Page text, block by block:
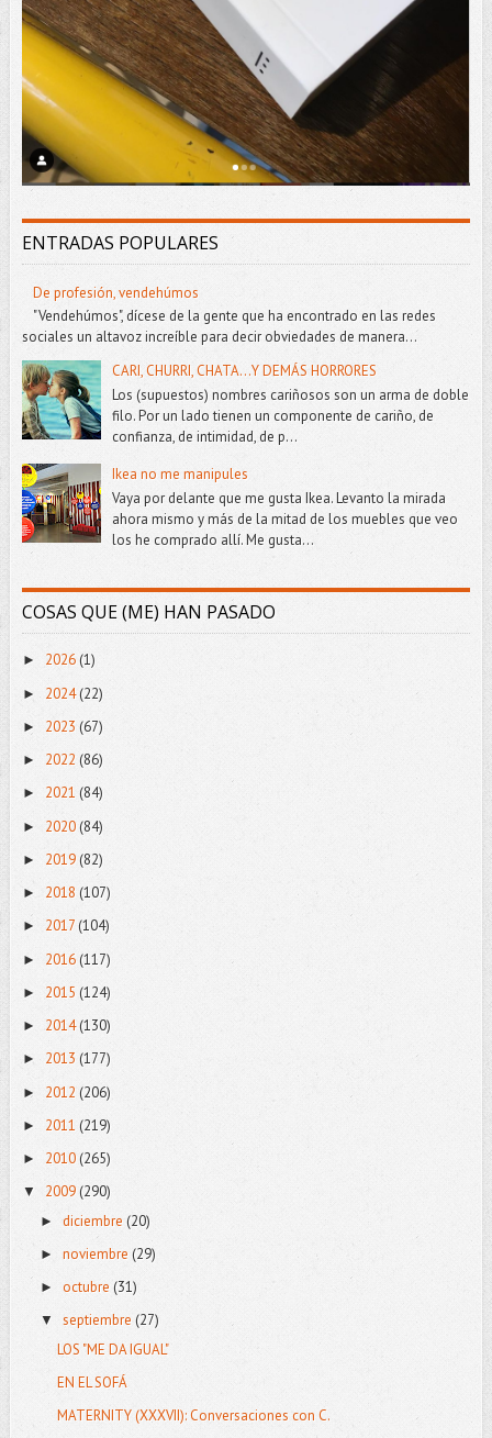
ENTRADAS POPULARES
De profesión, vendehúmos
"Vendehúmos", dícese de la gente que ha encontrado en las redes
sociales un altavoz increíble para decir obviedades de manera...
CARI, CHURRI, CHATA...Y DEMÁS HORRORES
Los (supuestos) nombres cariñosos son un arma de doble
filo. Por un lado tienen un componente de cariño, de
confianza, de intimidad, de p...
Ikea no me manipules
Vaya por delante que me gusta Ikea. Levanto la mirada
ahora mismo y más de la mitad de los muebles que veo
los he comprado allí. Me gusta...
COSAS QUE (ME) HAN PASADO
► 2026(1)
► 2024(22)
► 2023 (67)
► 2022 (86)
► 2021 (84)
► 2020(84)
► 2019(82)
► 2018 (107)
► 2017 (104)
► 2016 (117)
► 2015 (124)
► 2014(130)
► 2013 (177)
► 2012 (206)
► 2011 (219)
► 2010 (265)
▼ 2009 (290)
► diciembre (20)
► noviembre (29)
► octubre (31)
▼ septiembre (27)
LOS "ME DA IGUAL"
EN EL SOFÁ
MATERNITY (XXXVII): Conversaciones con C.